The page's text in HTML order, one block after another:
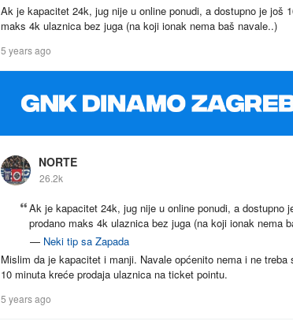
Ak je kapacitet 24k, jug nije u online ponudi, a dostupno je još
maks 4k ulaznica bez juga (na koji ionak nema baš navale..)
5 years ago
NORTE
26.2k
Ak je kapacitet 24k, jug nije u online ponudi, a dostupno
prodano maks 4k ulaznica bez juga (na koji ionak nema
— Neki tip sa Zapada
Mislim da je kapacitet i manji. Navale općenito nema i ne
10 minuta kreće prodaja ulaznica na ticket pointu.
5 years ago